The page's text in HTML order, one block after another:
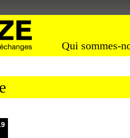
Qui sommes-